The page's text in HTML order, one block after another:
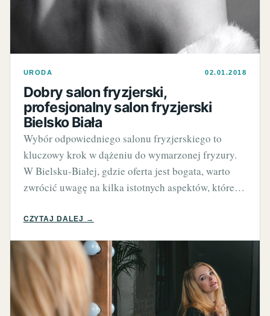
URODA 02.01.2018
Dobry salon fryzjerski,
profesjonalny salon fryzjerski
Bielsko Biała
Wybór odpowiedniego salonu fryzjerskiego to
kluczowy krok w dążeniu do wymarzonej fryzury.
W Bielsku-Białej, gdzie oferta jest bogata, warto
zwrócić uwagę na kilka istotnych aspektów, które…
CZYTAJ DALEJ →